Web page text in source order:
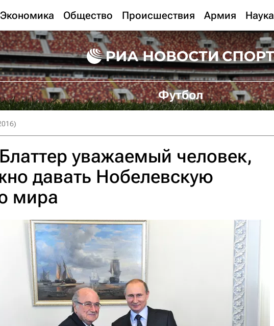
Экономика Общество Происшествия Армия Наука
Футбол
уважаемый человек,
давать Нобелевскую
мира